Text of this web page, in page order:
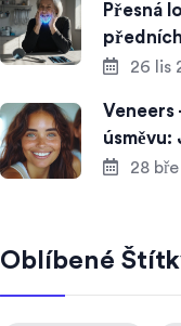
Přesná
26 lis
Veneers
úsměvu:
28
Oblíbené